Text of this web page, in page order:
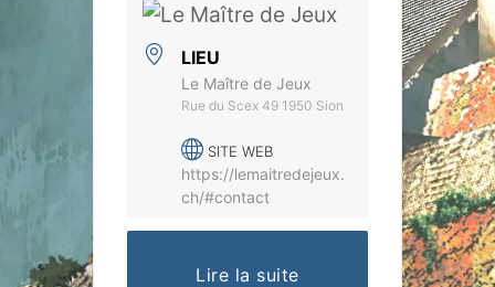
LIEU
Le Maître de Jeux
Rue du Scex 49 1950 Sion
SITE WEB
https://lemaitredejeux.
ch/#contact
Lire la suite